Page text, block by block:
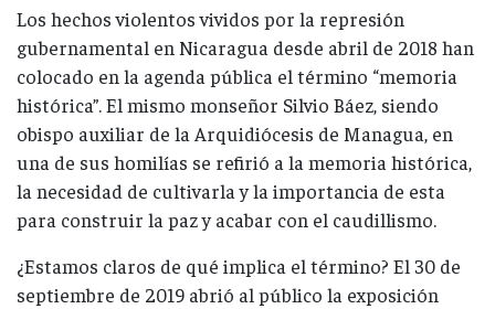
Los hechos violentos vividos por la represión
gubernamental en Nicaragua desde abril de 2018 han
colocado en la agenda pública el término “memoria
histórica”. El mismo monseñor Silvio Báez, siendo
obispo auxiliar de la Arquidiócesis de Managua, en
una de sus homilías se refirió a la memoria histórica,
la necesidad de cultivarla y la importancia de esta
para construir la paz y acabar con el caudillismo.
¿Estamos claros de qué implica el término? El 30 de
septiembre de 2019 abrió al público la exposición